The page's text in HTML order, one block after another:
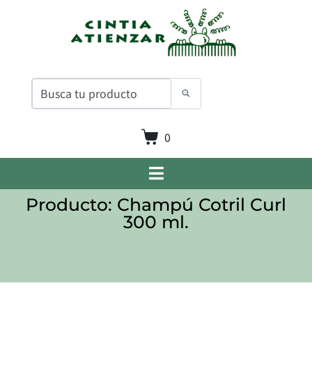
0
Producto: Champú Cotril Curl
300 ml.